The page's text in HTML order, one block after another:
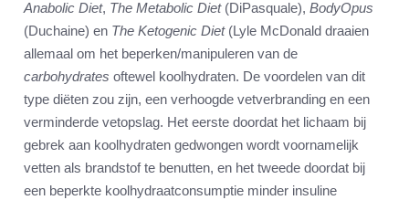
Anabolic Diet, The Metabolic Diet(DiPasquale), BodyOpus
(Duchaine) en The Ketogenic Diet(Lyle McDonald draaien
allemaal om het beperken/manipuleren van de
carbohydrates oftewel koolhydraten. De voordelen van dit
type diëten zou zijn, een verhoogde vetverbranding en een
verminderde vetopslag. Het eerste doordat het lichaam bij
gebrek aan koolhydraten gedwongen wordt voornamelijk
vetten als brandstof te benutten, en het tweede doordat bij
een beperkte koolhydraatconsumptie minder insuline